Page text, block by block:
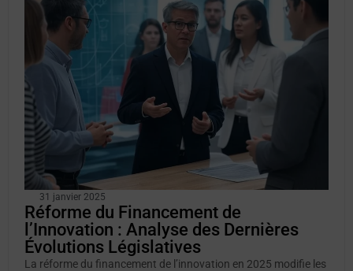
31 janvier 2025
Réforme du Financement de
l’Innovation : Analyse des Dernières
Évolutions Législatives
La réforme du financement de l’innovation en 2025 modifie les